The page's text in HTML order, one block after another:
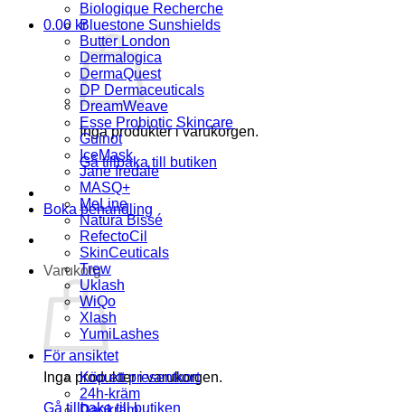
0.00 kr
Inga produkter i varukorgen.
Gå tillbaka till butiken
Boka behandling
Varukorg
Inga produkter i varukorgen.
Gå tillbaka till butiken
Biologique Recherche
Bluestone Sunshields
Butter London
Dermalogica
DermaQuest
DP Dermaceuticals
DreamWeave
Esse Probiotic Skincare
Guinot
IceMask
Jane Iredale
MASQ+
MeLine
Natura Bissé
RefectoCil
SkinCeuticals
Trew
Uklash
WiQo
Xlash
YumiLashes
För ansiktet
Köp ett presentkort
24h-kräm